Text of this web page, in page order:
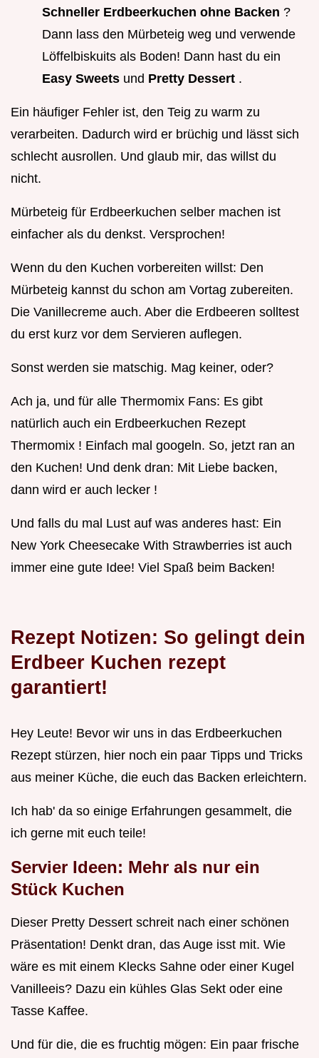
Schneller Erdbeerkuchen ohne Backen ?
Dann lass den Mürbeteig weg und verwende
Löffelbiskuits als Boden! Dann hast du ein
Easy Sweets und Pretty Dessert .
Ein häufiger Fehler ist, den Teig zu warm zu
verarbeiten. Dadurch wird er brüchig und lässt sich
schlecht ausrollen. Und glaub mir, das willst du
nicht.
Mürbeteig für Erdbeerkuchen selber machen ist
einfacher als du denkst. Versprochen!
Wenn du den Kuchen vorbereiten willst: Den
Mürbeteig kannst du schon am Vortag zubereiten.
Die Vanillecreme auch. Aber die Erdbeeren solltest
du erst kurz vor dem Servieren auflegen.
Sonst werden sie matschig. Mag keiner, oder?
Ach ja, und für alle Thermomix Fans: Es gibt
natürlich auch ein Erdbeerkuchen Rezept
Thermomix ! Einfach mal googeln. So, jetzt ran an
den Kuchen! Und denk dran: Mit Liebe backen,
dann wird er auch lecker !
Und falls du mal Lust auf was anderes hast: Ein
New York Cheesecake With Strawberries ist auch
immer eine gute Idee! Viel Spaß beim Backen!
Rezept Notizen: So gelingt dein
Erdbeer Kuchen rezept
garantiert!
Hey Leute! Bevor wir uns in das Erdbeerkuchen
Rezept stürzen, hier noch ein paar Tipps und Tricks
aus meiner Küche, die euch das Backen erleichtern.
Ich hab' da so einige Erfahrungen gesammelt, die
ich gerne mit euch teile!
Servier Ideen: Mehr als nur ein
Stück Kuchen
Dieser Pretty Dessert schreit nach einer schönen
Präsentation! Denkt dran, das Auge isst mit. Wie
wäre es mit einem Klecks Sahne oder einer Kugel
Vanilleeis? Dazu ein kühles Glas Sekt oder eine
Tasse Kaffee.
Und für die, die es fruchtig mögen: Ein paar frische